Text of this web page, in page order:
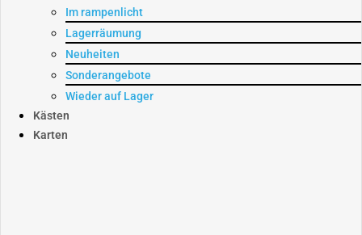
Im rampenlicht
Lagerräumung
Neuheiten
Sonderangebote
Wieder auf Lager
Kästen
Karten